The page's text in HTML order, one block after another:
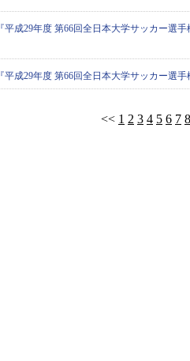
『平成29年度 第66回全日本大学サッカー選
『平成29年度 第66回全日本大学サッカー選
<< 1 2 3 4 5 6 7 8